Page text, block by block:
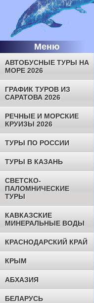
Меню
АВТОБУСНЫЕ ТУРЫ НА
МОРЕ 2026
ГРАФИК ТУРОВ ИЗ
САРАТОВА 2026
РЕЧНЫЕ И МОРСКИЕ
КРУИЗЫ 2026
ТУРЫ ПО РОССИИ
ТУРЫ В КАЗАНЬ
СВЕТСКО-
ПАЛОМНИЧЕСКИЕ
ТУРЫ
КАВКАЗСКИЕ
МИНЕРАЛЬНЫЕ ВОДЫ
КРАСНОДАРСКИЙ КРАЙ
КРЫМ
АБХАЗИЯ
БЕЛАРУСЬ